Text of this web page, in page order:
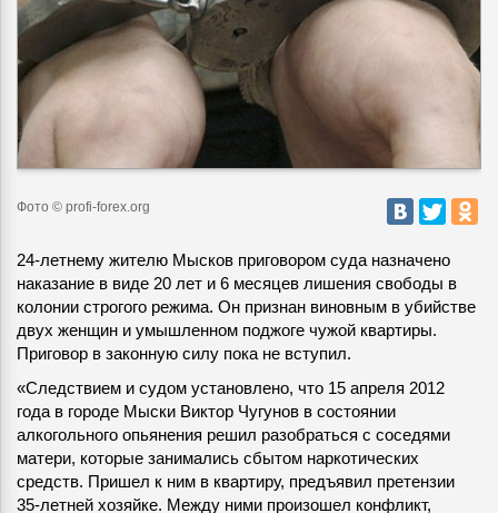
Фото © profi-forex.org
24-летнему жителю Мысков приговором суда назначено
наказание в виде 20 лет и 6 месяцев лишения свободы в
колонии строгого режима. Он признан виновным в убийстве
двух женщин и умышленном поджоге чужой квартиры.
Приговор в законную силу пока не вступил.
«Следствием и судом установлено, что 15 апреля 2012
года в городе Мыски Виктор Чугунов в состоянии
алкогольного опьянения решил разобраться с соседями
матери, которые занимались сбытом наркотических
средств. Пришел к ним в квартиру, предъявил претензии
35-летней хозяйке. Между ними произошел конфликт,